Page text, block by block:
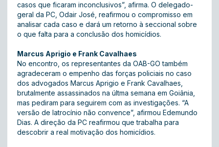
casos que ficaram inconclusivos”, afirma. O delegado-
geral da PC, Odair José, reafirmou o compromisso em
analisar cada caso e dará um retorno à seccional sobre
o que falta para a conclusão dos homicídios.
Marcus Aprigio e Frank Cavalhaes
No encontro, os representantes da OAB-GO também
agradeceram o empenho das forças policiais no caso
dos advogados Marcus Aprigio e Frank Cavalhaes,
brutalmente assassinados na últma semana em Goiânia,
mas pediram para seguirem com as investigações. “A
versão de latrocínio não convence”, afirmou Edemundo
Dias. A direção da PC reafirmou que trabalha para
descobrir a real motivação dos homicídios.